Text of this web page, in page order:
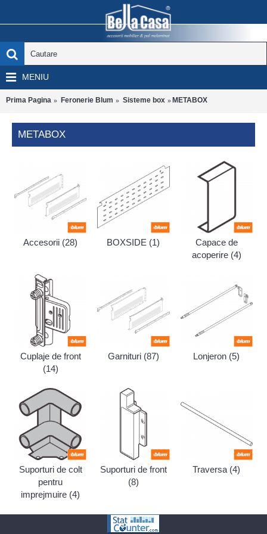
MENIU
Prima Pagina Feronerie Blum Sisteme box METABOX
METABOX
Accesorii (28) BOXSIDE (1)
Capace de
acoperire (4)
Cuplaje de front
(14)
Garnituri (87) Lonjeron (5)
Suporturi de colt
pentru
imprejmuire (4)
Suporturi de front
(8)
Traversa (4)